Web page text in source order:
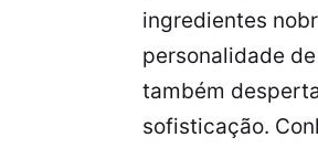
ingredientes
personalidade
também
sofisticação.